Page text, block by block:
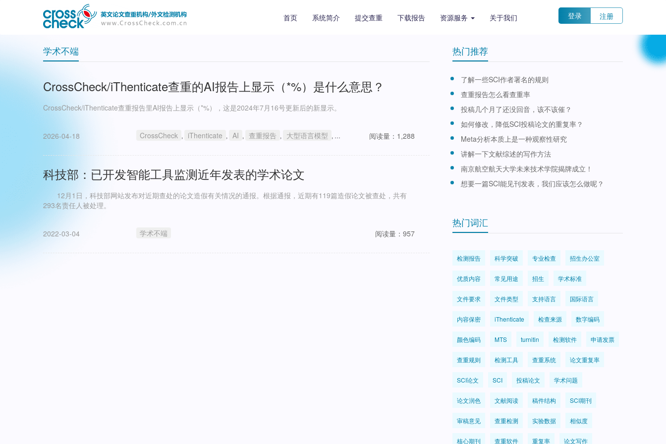
导
航 首页 系统简介 提交查重 下载报告 资源服务 关于我们
account
menu 登录 注册
学术不端
CrossCheck/iThenticate查重的AI报告上显示（*%）是什么意思？
CrossCheck/iThenticate查重报告里AI报告上显示（*%），这是2024年7月16号更新后的新显示。
2026-04-18 CrossCheck , iThenticate , AI , 查重报告 , 大型语言模型 , 学术不端 阅读量：1,288
科技部：已开发智能工具监测近年发表的学术论文
12月1日，科技部网站发布对近期查处的论文造假有关情况的通报。根据通报，近期有119篇造假论文被查处，共有
293名责任人被处理。
2022-03-04 学术不端 阅读量：957
热门推荐
了解一些SCI作者署名的规则
查重报告怎么看查重率
投稿几个月了还没回音，该不该催？
如何修改，降低SCI投稿论文的重复率？
Meta分析本质上是一种观察性研究
讲解一下文献综述的写作方法
南京航空航天大学未来技术学院揭牌成立！
想要一篇SCI能见刊发表，我们应该怎么做呢？
热门词汇
检测报告 科学突破 专业检查 招生办公室
优质内容 常见用途 招生 学术标准
文件要求 文件类型 支持语言 国际语言
内容保密 iThenticate 检查来源 数字编码
颜色编码 MTS turnitin 检测软件 申请发票
查重规则 检测工具 查重系统 论文重复率
SCI论文 SCI 投稿论文 学术问题
论文润色 文献阅读 稿件结构 SCI期刊
审稿意见 查重检测 实验数据 相似度
核心期刊 查重软件 重复率 论文写作